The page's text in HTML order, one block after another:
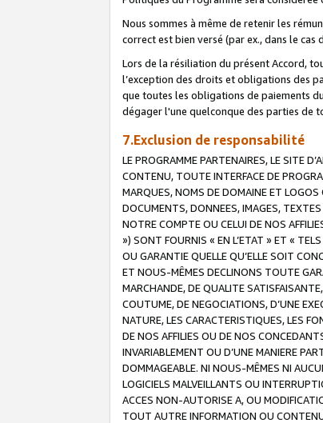
Nous sommes à même de retenir les
correct est bien versé (par ex., dans le cas
Lors de la résiliation du présent Accord,
l’exception des droits et obligations des
que toutes les obligations de paiements
dégager l'une quelconque des parties de
7.Exclusion de responsabilité
LE PROGRAMME PARTENAIRES, LE SITE
CONTENU, TOUTE INTERFACE DE
MARQUES, NOMS DE DOMAINE ET
DOCUMENTS, DONNEES, IMAGES,
NOTRE COMPTE OU CELUI DE NOS
») SONT FOURNIS « EN L’ETAT » ET «
OU GARANTIE QUELLE QU’ELLE SOIT
ET NOUS-MÊMES DECLINONS TOUTE
MARCHANDE, DE QUALITE
COUTUME, DE NEGOCIATIONS, D’UNE
NATURE, LES CARACTERISTIQUES, LES
DE NOS AFFILIES OU DE NOS
INVARIABLEMENT OU D’UNE MANIERE
DOMMAGEABLE. NI NOUS-MÊMES NI
LOGICIELS MALVEILLANTS OU
ACCES NON-AUTORISE A, OU
TOUT AUTRE INFORMATION OU